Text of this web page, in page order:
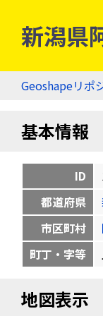
新潟県
Geoshapeリポ
基本情報
ID
都道府県
市区町村
町丁・字等
地図表示